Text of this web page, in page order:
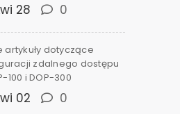
28 0
artykuły dotyczące
zdalnego dostępu
100 i DOP-300
02 0